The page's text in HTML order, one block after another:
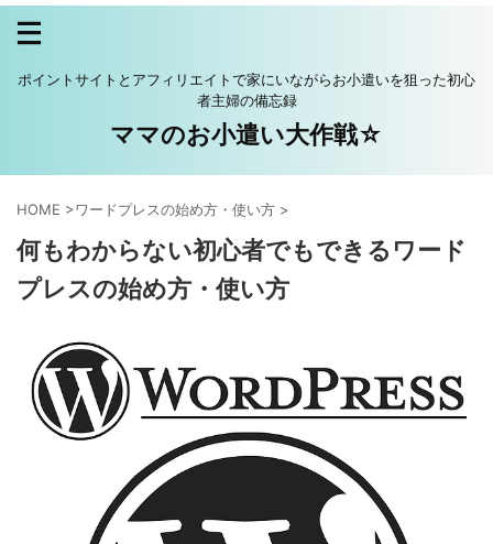
ポイントサイトとアフィリエイトで家にいながらお小遣いを狙った初心
者主婦の備忘録
ママのお小遣い大作戦☆
HOME >ワードプレスの始め方・使い方 >
何もわからない初心者でもできるワード
プレスの始め方・使い方